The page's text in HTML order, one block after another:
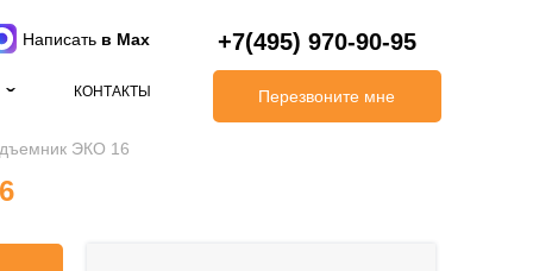
+7(495) 970-90-95
Перезвоните мне
КОНТАКТЫ
Написать в Max
ЭКО 16